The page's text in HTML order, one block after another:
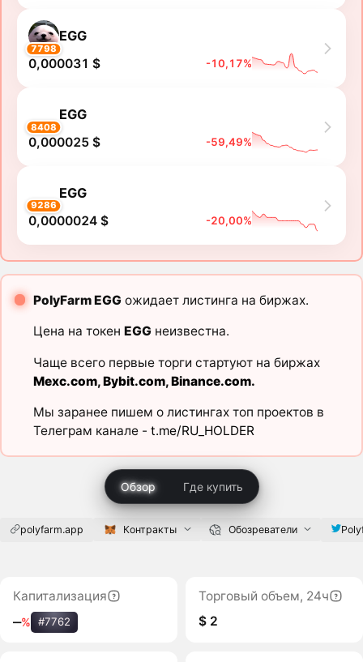
7798
EGG
0,000031 $ -10,17%
8408
EGG
0,000025 $ -59,49%
9286
EGG
0,0000024 $ -20,00%
PolyFarm EGGожидает листинга на биржах.
Цена на токен EGGнеизвестна.
Чаще всего первые торги стартуют на биржах
Mexc.com,Bybit.com,Binance.com.
Мы заранее пишем о листингах топ проектов в
Телеграм канале - t.me/RU_HOLDER
Обзор Где купить
polyfarm.app Контракты Обозреватели
Капитализация
‒% #7762
Торговый объем, 24ч
$ 2